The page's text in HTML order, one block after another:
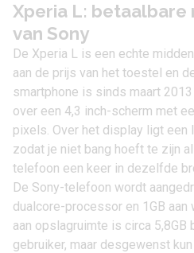
Xperia L: betaalbare
van Sony
De Xperia L is een echte
aan de prijs van het toestel en
smartphone is sinds maart
over een 4,3 inch-scherm met
pixels. Over het display ligt een
zodat je niet bang hoeft te zijn
telefoon een keer in dezelfde
De Sony-telefoon wordt
dualcore-processor en 1GB aan
aan opslagruimte is circa 5,8GB
gebruiker, maar desgewenst